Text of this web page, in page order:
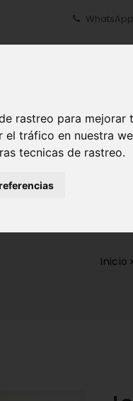
rastreo para
el tráfico en nuestra
tecnicas de rastreo.
INICIO
Inicio